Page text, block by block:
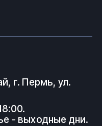
г. Пермь, ул.
- выходные дни.